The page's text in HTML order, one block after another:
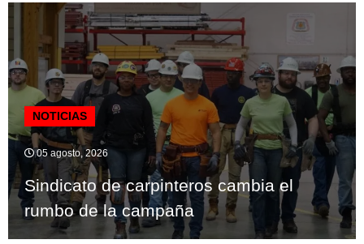
NOTICIAS
05 agosto, 2026
Sindicato de carpinteros cambia el
rumbo de la campaña